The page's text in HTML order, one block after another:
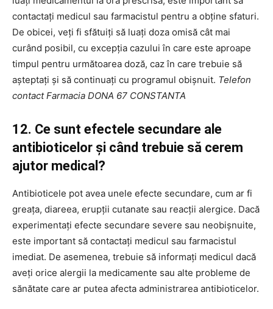
contactați medicul sau farmacistul pentru a obține sfaturi.
De obicei, veți fi sfătuiți să luați doza omisă cât mai
curând posibil, cu excepția cazului în care este aproape
timpul pentru următoarea doză, caz în care trebuie să
așteptați și să continuați cu programul obișnuit. Telefon
contact Farmacia DONA 67 CONSTANTA
12. Ce sunt efectele secundare ale
antibioticelor și când trebuie să cerem
ajutor medical?
Antibioticele pot avea unele efecte secundare, cum ar fi
greața, diareea, erupții cutanate sau reacții alergice. Dacă
experimentați efecte secundare severe sau neobișnuite,
este important să contactați medicul sau farmacistul
imediat. De asemenea, trebuie să informați medicul dacă
aveți orice alergii la medicamente sau alte probleme de
sănătate care ar putea afecta administrarea antibioticelor.